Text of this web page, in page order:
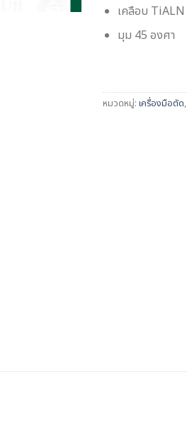
เคลือบ TiALN
มุม 45 องศา
หมวดหมู่: เครื่องมือตัด,